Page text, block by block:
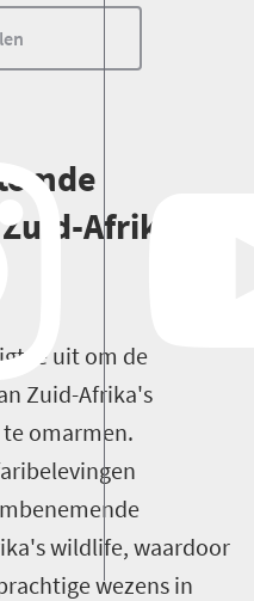
Afrika's
je uit om de
Zuid-Afrika's
omarmen.
wildlife, waardoor
wezens in